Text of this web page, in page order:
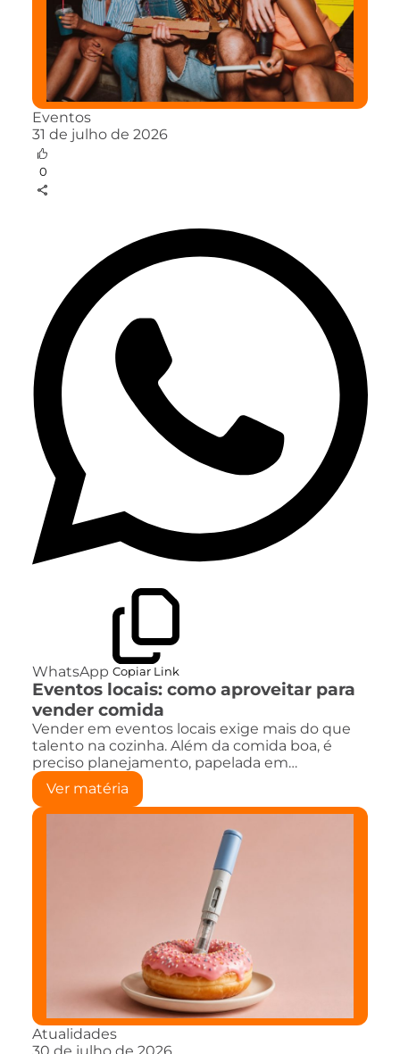
Eventos
31 de julho de 2026
0
WhatsApp Copiar Link
Eventos locais: como aproveitar para
vender comida
Vender em eventos locais exige mais do que
talento na cozinha. Além da comida boa, é
preciso planejamento, papelada em…
Ver matéria
Atualidades